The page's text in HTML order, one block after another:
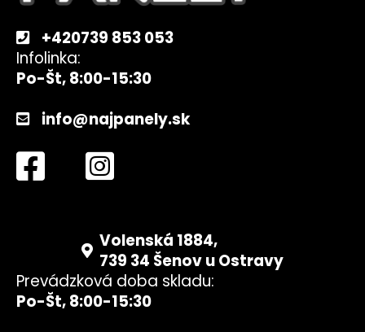
+420739 853 053
Infolinka:
Po-Št, 8:00-15:30
info@najpanely.sk
Volenská 1884,
739 34 Šenov u Ostravy
Prevádzková doba skladu:
Po-Št, 8:00-15:30